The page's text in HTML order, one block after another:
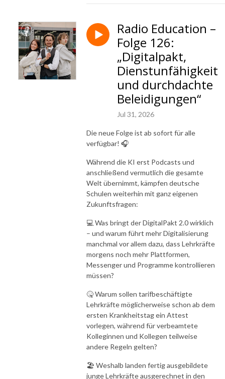
Radio Education –
Folge 126:
„Digitalpakt,
Dienstunfähigkeit
und durchdachte
Beleidigungen“
Jul 31, 2026
Die neue Folge ist ab sofort für alle
verfügbar! 🎧
Während die KI erst Podcasts und
anschließend vermutlich die gesamte
Welt übernimmt, kämpfen deutsche
Schulen weiterhin mit ganz eigenen
Zukunftsfragen:
💻 Was bringt der DigitalPakt 2.0 wirklich
– und warum führt mehr Digitalisierung
manchmal vor allem dazu, dass Lehrkräfte
morgens noch mehr Plattformen,
Messenger und Programme kontrollieren
müssen?
🤒 Warum sollen tarifbeschäftigte
Lehrkräfte möglicherweise schon ab dem
ersten Krankheitstag ein Attest
vorlegen, während für verbeamtete
Kolleginnen und Kollegen teilweise
andere Regeln gelten?
🏖️ Weshalb landen fertig ausgebildete
junge Lehrkräfte ausgerechnet in den